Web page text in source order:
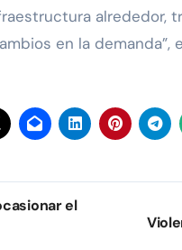
alrededor,
en la demanda”,
el